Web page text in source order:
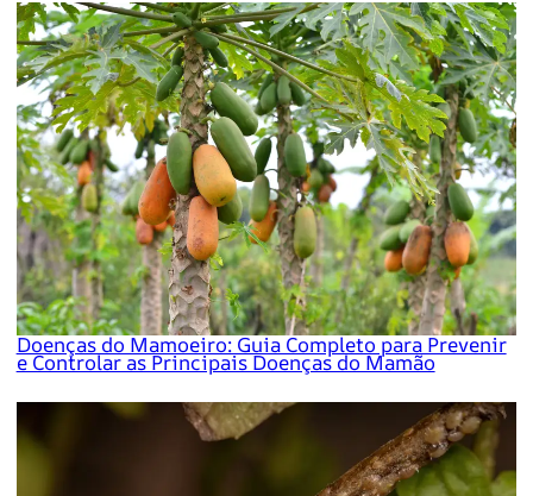
Doenças do Mamoeiro: Guia Completo para Prevenir
e Controlar as Principais Doenças do Mamão